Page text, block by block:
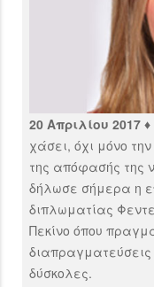
20 Απριλίου 2017 ♦
χάσει, όχι μόνο
της απόφασής της
δήλωσε σήμερα η
διπλωματίας
Πεκίνο όπου
δύσκολες.